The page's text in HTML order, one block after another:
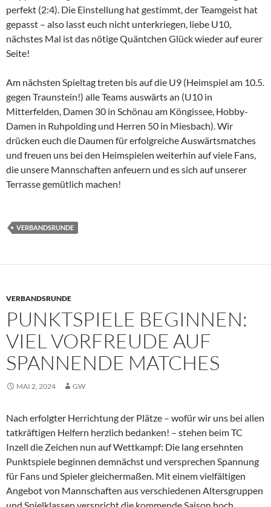
perfekt (2:4). Die Einstellung hat gestimmt, der Teamgeist hat
gepasst – also lasst euch nicht unterkriegen, liebe U10,
nächstes Mal ist das nötige Quäntchen Glück wieder auf eurer
Seite!
Am nächsten Spieltag treten bis auf die U9 (Heimspiel am 10.5.
gegen Traunstein!) alle Teams auswärts an (U10 in
Mitterfelden, Damen 30 in Schönau am Köngissee, Hobby-
Damen in Ruhpolding und Herren 50 in Miesbach). Wir
drücken euch die Daumen für erfolgreiche Auswärtsmatches
und freuen uns bei den Heimspielen weiterhin auf viele Fans,
die unsere Mannschaften anfeuern und es sich auf unserer
Terrasse gemütlich machen!
VERBANDSRUNDE
VERBANDSRUNDE
PUNKTSPIELE BEGINNEN:
VIEL VORFREUDE AUF
SPANNENDE MATCHES
MAI 2, 2024 GW
Nach erfolgter Herrichtung der Plätze – wofür wir uns bei allen
tatkräftigen Helfern herzlich bedanken! – stehen beim TC
Inzell die Zeichen nun auf Wettkampf: Die lang ersehnten
Punktspiele beginnen demnächst und versprechen Spannung
für Fans und Spieler gleichermaßen. Mit einem vielfältigen
Angebot von Mannschaften aus verschiedenen Altersgruppen